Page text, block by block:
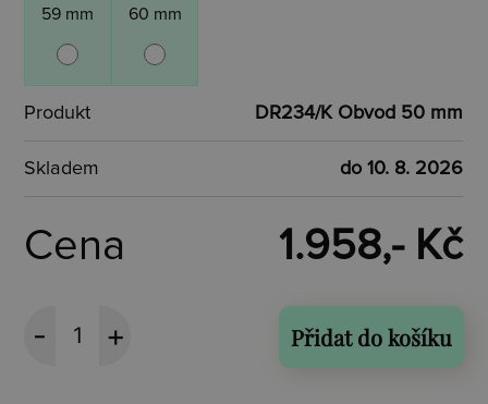
59 mm
60 mm
Produkt DR234/K Obvod 50 mm
Skladem do 10. 8. 2026
Cena 1.958,- Kč
Přidat do košíku